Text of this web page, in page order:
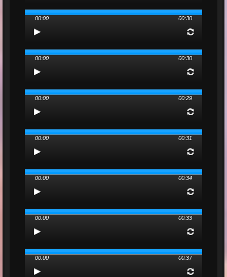
00:00 00:30
00:00 00:30
00:00 00:29
00:00 00:31
00:00 00:34
00:00 00:33
00:00 00:37